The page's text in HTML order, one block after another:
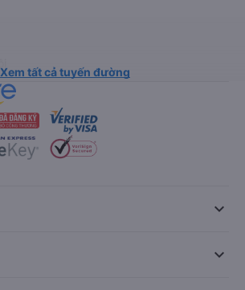
Xem tất cả tuyến đường
keyboard_arrow_down
keyboard_arrow_down